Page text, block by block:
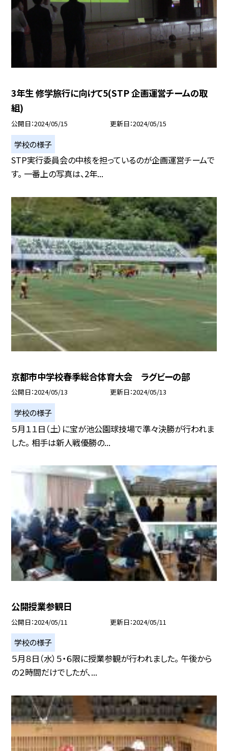
3年生 修学旅行に向けて5(STP 企画運営チームの取
組)
公開日 2024/05/15 更新日 2024/05/15
学校の様子
STP実行委員会の中核を担っているのが企画運営チームで
す。 一番上の写真は、2年...
京都市中学校春季総合体育大会 ラグビーの部
公開日 2024/05/13 更新日 2024/05/13
学校の様子
５月１１日（土）に宝が池公園球技場で準々決勝が行われま
した。 相手は新人戦優勝の...
公開授業参観日
公開日 2024/05/11 更新日 2024/05/11
学校の様子
５月８日（水）５・６限に授業参観が行われました。 午後から
の２時間だけでしたが、...